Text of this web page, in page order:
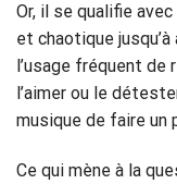
Or, il se qualifie
et chaotique
l’usage fréquent
l’aimer ou le
musique de faire un
Ce qui mène à la